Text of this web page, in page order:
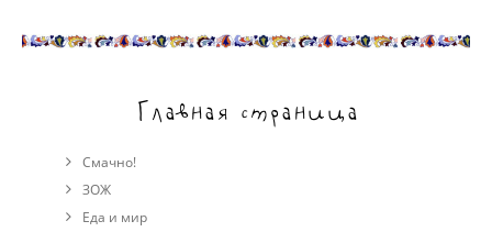
Главная страница
Смачно!
ЗОЖ
Еда и мир